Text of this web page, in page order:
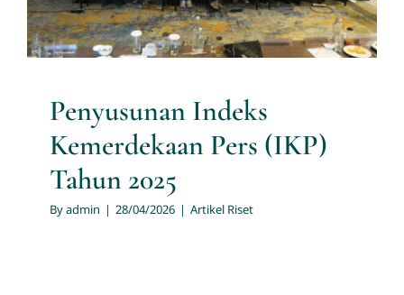
Penyusunan Indeks
Kemerdekaan Pers (IKP)
Tahun 2025
Byadmin | 28/04/2026 | Artikel Riset